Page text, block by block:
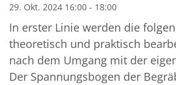
29. Okt. 2024 16:00 - 18:00
In erster Linie werden die
theoretisch und praktisch
nach dem Umgang mit der
Der Spannungsbogen der